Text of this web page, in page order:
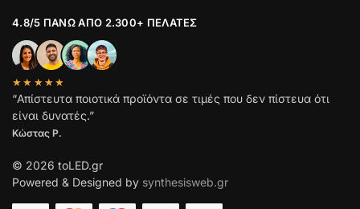
4.8/5 ΠΆΝΩ ΑΠΌ 2.300+ ΠΕΛΆΤΕΣ
★★★★★
“Απίστευτα ποιοτικά προϊόντα σε τιμές που δεν πίστευα ότι
είναι δυνατές.”
Κώστας Ρ.
© 2026 toLED.gr
Powered & Designed by synthesisweb.gr